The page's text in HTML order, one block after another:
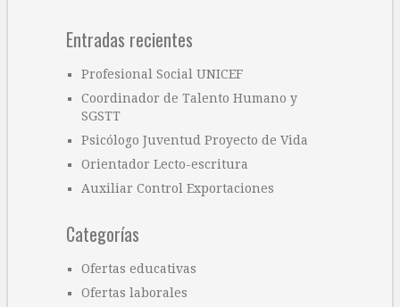
Entradas recientes
Profesional Social UNICEF
Coordinador de Talento Humano y
SGSTT
Psicólogo Juventud Proyecto de Vida
Orientador Lecto-escritura
Auxiliar Control Exportaciones
Categorías
Ofertas educativas
Ofertas laborales